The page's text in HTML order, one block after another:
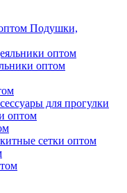
Подушки,
оптом
для прогулки
оптом
сетки оптом